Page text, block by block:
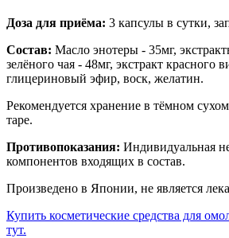
Доза для приёма: 3 капсулы в сутки,
Состав: Масло энотеры - 35мг,
зелёного чая - 48мг, экстракт красного
глицериновый эфир, воск, желатин.
Рекомендуется хранение в тёмном
таре.
Противопоказания: Индивидуальная
компонентов входящих в состав.
Произведено в Японии, не является
Купить косметические средства для
тут.